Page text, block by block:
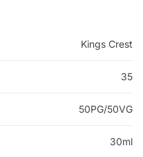
Kings Crest
35
50PG/50VG
30ml